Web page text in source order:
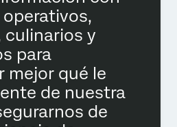
y
para
mejor qué le
de nuestra
de